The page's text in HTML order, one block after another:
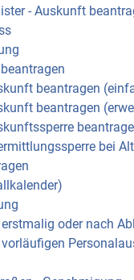
- Auskunft
beantragen
beantragen
bei
oder nach